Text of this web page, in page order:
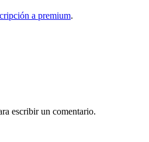
a premium.
escribir un comentario.